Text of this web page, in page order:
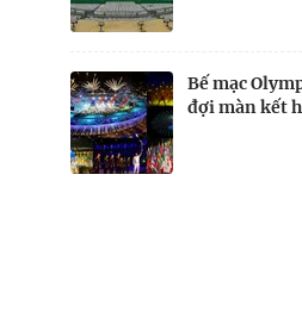
Bế mạc
đợi màn kết